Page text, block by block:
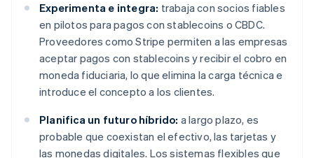
Experimenta e integra: trabaja con socios fiables
en pilotos para pagos con stablecoins o CBDC.
Proveedores como Stripe permiten a las empresas
aceptar pagos con stablecoins y recibir el cobro en
moneda fiduciaria, lo que elimina la carga técnica e
introduce el concepto a los clientes.
Planifica un futuro híbrido: a largo plazo, es
probable que coexistan el efectivo, las tarjetas y
las monedas digitales. Los sistemas flexibles que